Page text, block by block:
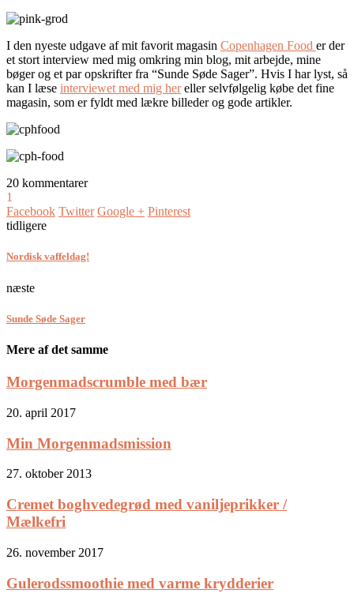
I den nyeste udgave af mit favorit magasin Copenhagen Food er der
et stort interview med mig omkring min blog, mit arbejde, mine
bøger og et par opskrifter fra “Sunde Søde Sager”. Hvis I har lyst, så
kan I læse interviewet med mig hereller selvfølgelig købe det fine
magasin, som er fyldt med lækre billeder og gode artikler.
20 kommentarer
1
Facebook Twitter Google + Pinterest
tidligere
Nordisk vaffeldag!
næste
Sunde Søde Sager
Mere af det samme
Morgenmadscrumble med bær
20. april 2017
Min Morgenmadsmission
27. oktober 2013
Cremet boghvedegrød med vaniljeprikker /
Mælkefri
26. november 2017
Gulerodssmoothie med varme krydderier